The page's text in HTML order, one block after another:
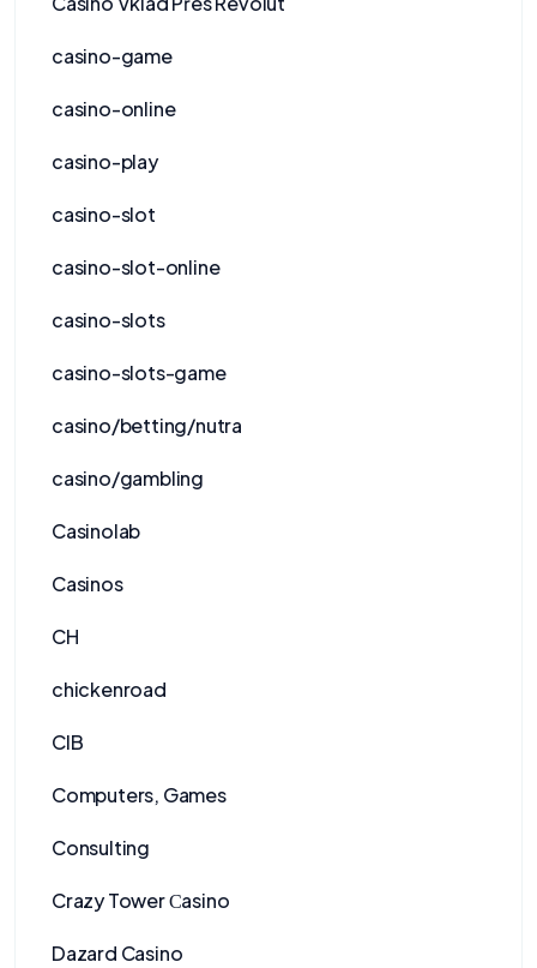
casino-game
casino-online
casino-play
casino-slot
casino-slot-online
casino-slots
casino-slots-game
casino/betting/nutra
casino/gambling
Casinolab
Casinos
CH
chickenroad
CIB
Computers, Games
Consulting
Crazy Tower Сasino
Dazard Casino